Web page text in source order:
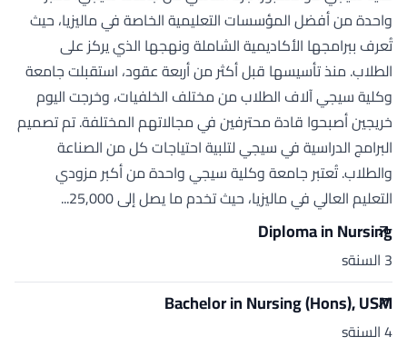
واحدة من أفضل المؤسسات التعليمية الخاصة في ماليزيا، حيث
تُعرف ببرامجها الأكاديمية الشاملة ونهجها الذي يركز على
الطلاب. منذ تأسيسها قبل أكثر من أربعة عقود، استقبلت جامعة
وكلية سيجي آلاف الطلاب من مختلف الخلفيات، وخرجت اليوم
خريجين أصبحوا قادة محترفين في مجالاتهم المختلفة. تم تصميم
البرامج الدراسية في سيجي لتلبية احتياجات كل من الصناعة
والطلاب. تُعتبر جامعة وكلية سيجي واحدة من أكبر مزودي
التعليم العالي في ماليزيا، حيث تخدم ما يصل إلى 25,000...
Diploma in Nursing
3 السنةs
Bachelor in Nursing (Hons), USM
4 السنةs